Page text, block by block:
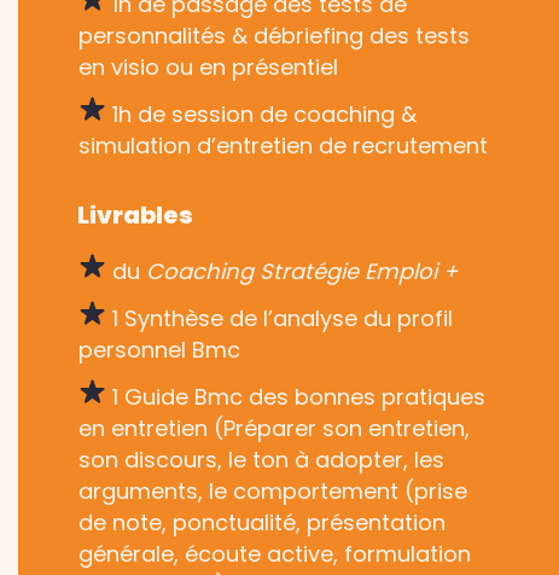
personnalités & débriefing des tests
en visio ou en présentiel
1h de session de coaching &
simulation d’entretien de recrutement
Livrables
du Coaching Stratégie Emploi +
1 Synthèse de l’analyse du profil
personnel Bmc
1 Guide Bmc des bonnes pratiques
en entretien (Préparer son entretien,
son discours, le ton à adopter, les
arguments, le comportement (prise
de note, ponctualité, présentation
générale, écoute active, formulation